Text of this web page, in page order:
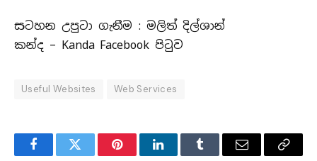
සටහන උපුටා ගැනීම : මලිත් දිල්ශාන්
කන්ද – Kanda Facebook පිටුව
Useful Websites Web Services
FacebookTwitter PinterestLinkedInTumblr Email
Copy